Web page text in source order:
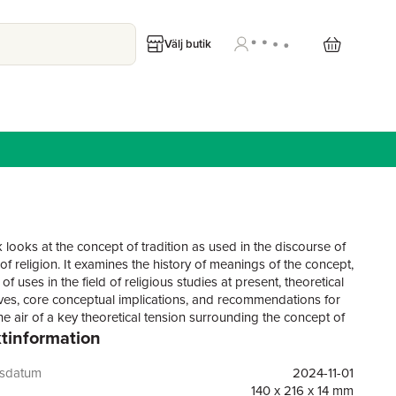
Välj butik
looks at the concept of tradition as used in the discourse of
religion. It examines the history of meanings of the concept,
uses in the field of religious studies at present, theoretical
core conceptual implications, and recommendations for
air of a key theoretical tension surrounding the concept of
of tradition.”It problematizes the use of ‘tradition’ as a
from Robert Redfield’s Peasant Society and Culture
Shils’ Tradition (1981) and Hobsbawm/Ranger’s The
2024-11-01
140 x 216 x 14 mm